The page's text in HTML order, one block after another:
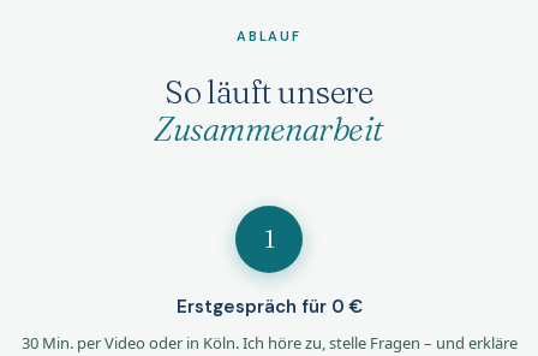
ABLAUF
So läuft unsere
Zusammenarbeit
1
Erstgespräch für 0 €
30 Min. per Video oder in Köln. Ich höre zu, stelle Fragen – und erkläre